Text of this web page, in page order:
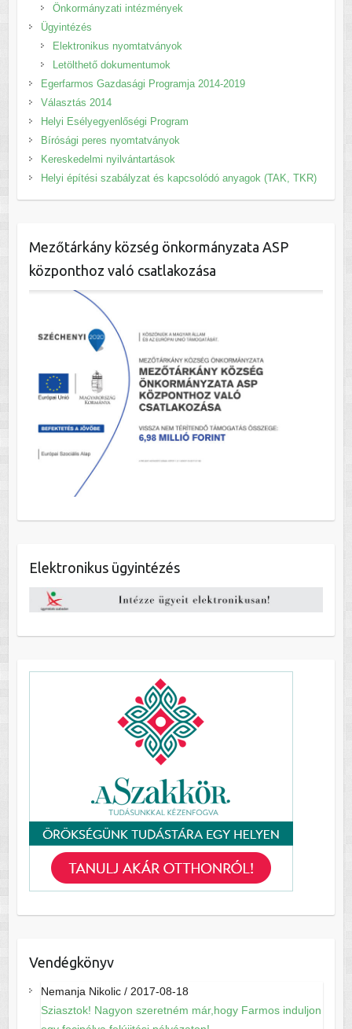
Önkormányzati intézmények
Ügyintézés
Elektronikus nyomtatványok
Letölthető dokumentumok
Egerfarmos Gazdasági Programja 2014-2019
Választás 2014
Helyi Esélyegyenlőségi Program
Bírósági peres nyomtatványok
Kereskedelmi nyilvántartások
Helyi építési szabályzat és kapcsolódó anyagok (TAK, TKR)
Mezőtárkány község önkormányzata ASP
központhoz való csatlakozása
Elektronikus ügyintézés
Vendégkönyv
Nemanja Nikolic/ 2017-08-18
Sziasztok! Nagyon szeretném már,hogy Farmos induljon